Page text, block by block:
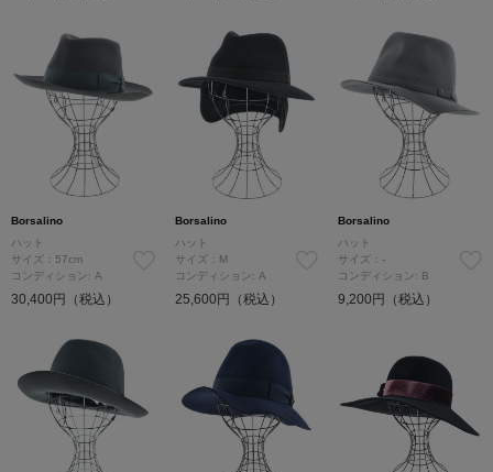
Borsalino
ハット
サイズ：57cm
コンディション: A
30,400円（税込）
Borsalino
ハット
サイズ：M
コンディション: A
25,600円（税込）
Borsalino
ハット
サイズ：-
コンディション: B
9,200円（税込）